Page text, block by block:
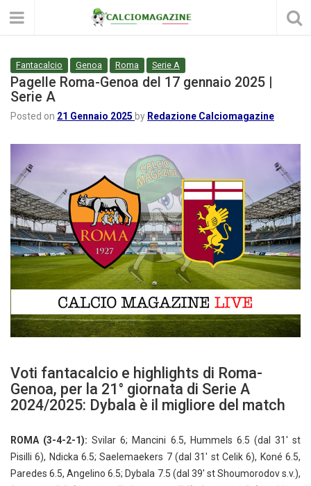
Fantacalcio Genoa Roma Serie A
Pagelle Roma-Genoa del 17 gennaio 2025 |
Serie A
Posted on 21 Gennaio 2025 by Redazione Calciomagazine
Voti fantacalcio e highlights di Roma-
Genoa, per la 21° giornata di Serie A
2024/2025: Dybala è il migliore del match
ROMA (3-4-2-1): Svilar 6; Mancini 6.5, Hummels 6.5 (dal 31′ st
Pisilli 6), Ndicka 6.5; Saelemaekers 7 (dal 31′ st Celik 6), Koné 6.5,
Paredes 6.5, Angelino 6.5; Dybala 7.5 (dal 39′ st Shoumorodov s.v.),